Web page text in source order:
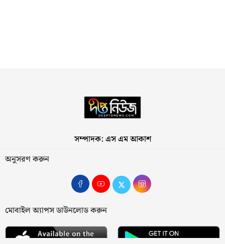
সম্পাদক: এস এম আকাশ
অনুসরণ করুন
মোবাইল অ্যাপস ডাউনলোড করুন